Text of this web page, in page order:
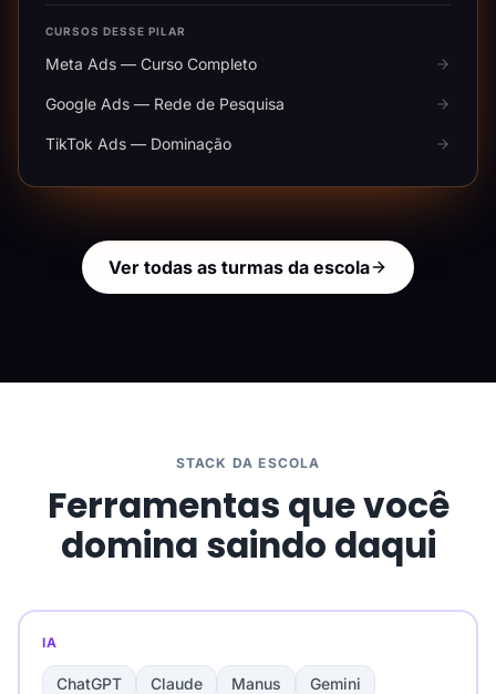
CURSOS DESSE PILAR
Meta Ads — Curso Completo
Google Ads — Rede de Pesquisa
TikTok Ads — Dominação
Ver todas as turmas da escola
STACK DA ESCOLA
Ferramentas que você
domina saindo daqui
IA
ChatGPT Claude Manus
Gemini